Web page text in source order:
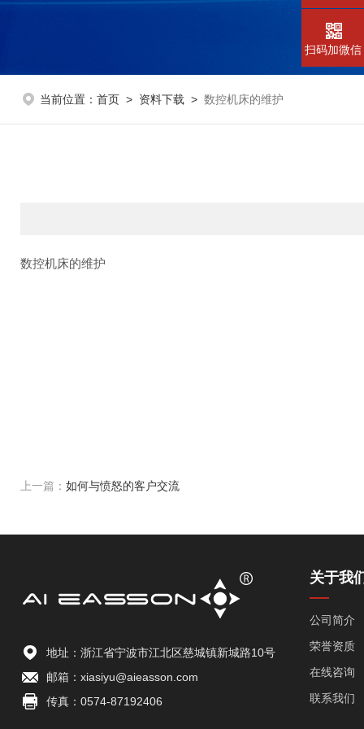
当前位置： 首页 > 资料下载 > 数控机床的维护
数控机床的维护
上一篇： 如何与愤怒的客户交流
地址：浙江省宁波市江北区慈城镇新城路10号
邮箱：xiasiyu@aieasson.com
传真：0574-87192406
关于我
公司简介
荣誉资质
在线咨询
联系我们
扫码加微信